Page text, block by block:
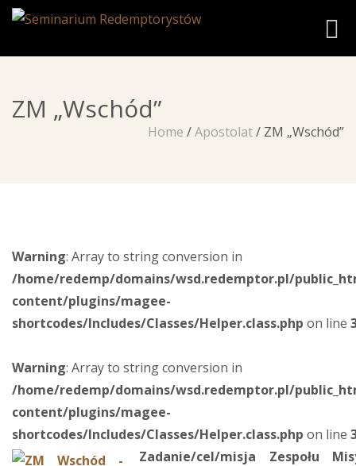
ZM „Wschód”
Home /Apostolat/ ZM „Wschód”
Warning: Array to string conversion in
/home/redemp/domains/wsd.redemptor.pl/
content/plugins/magee-
shortcodes/Includes/Classes/Helper.class.php on line
Warning: Array to string conversion in
/home/redemp/domains/wsd.redemptor.pl/
content/plugins/magee-
shortcodes/Includes/Classes/Helper.class.php on line
Zadanie/cel/misja Zespołu